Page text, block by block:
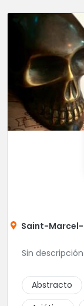
Saint-
Sin descripción
Abstracto